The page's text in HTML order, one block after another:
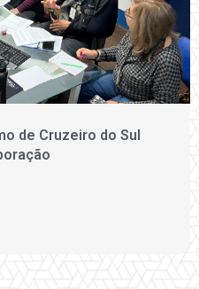
de Cruzeiro do Sul